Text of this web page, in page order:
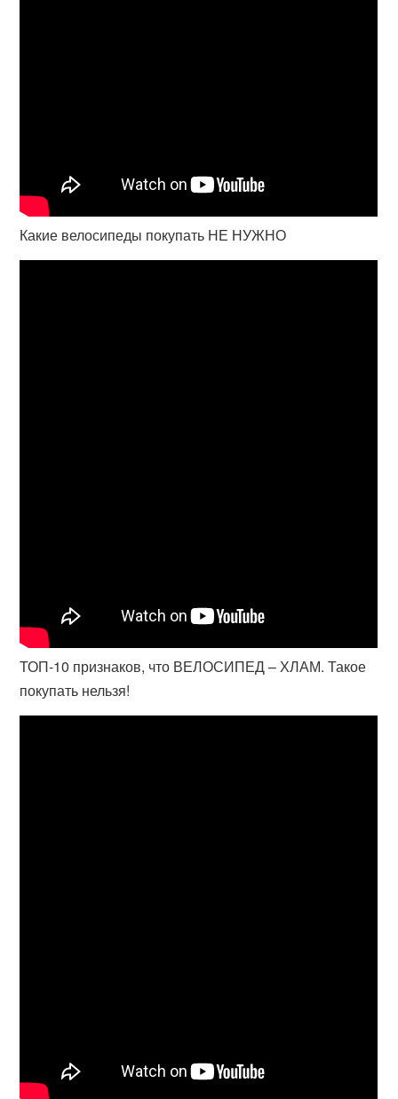
Какие велосипеды покупать НЕ НУЖНО
ТОП-10 признаков, что ВЕЛОСИПЕД – ХЛАМ. Такое
покупать нельзя!